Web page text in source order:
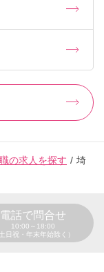
の求人を探す
埼
電話で問合せ
10:00～18:00
土日祝・年末年始除く）